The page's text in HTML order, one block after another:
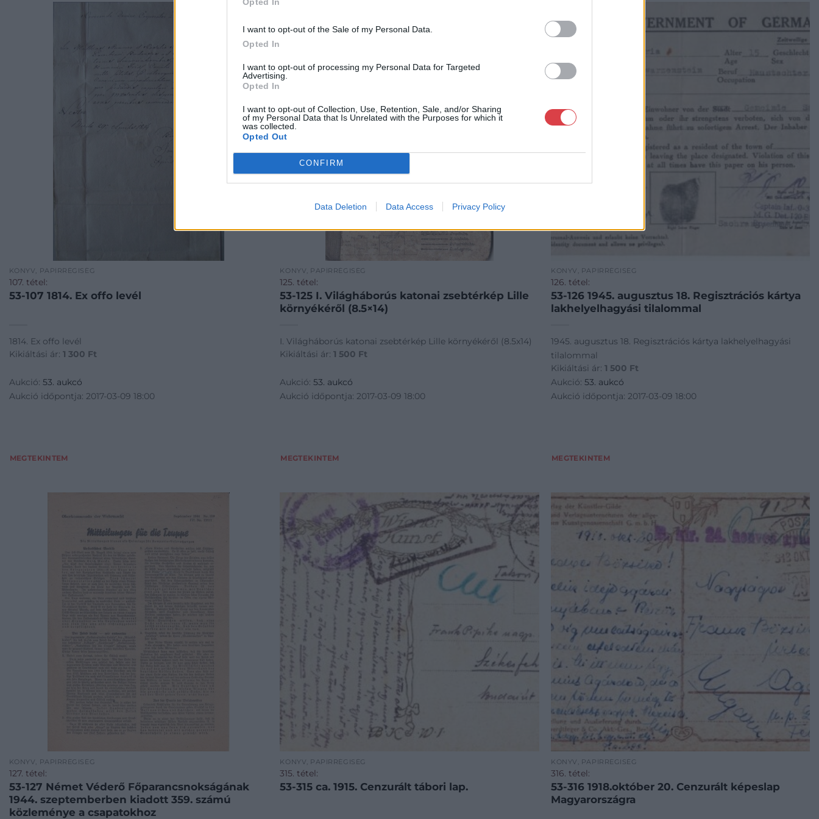
I want to opt-out of the Sale of my Personal Data.
Opted In
I want to opt-out of processing my Personal Data for Targeted
Advertising.
Opted In
I want to opt-out of Collection, Use, Retention, Sale, and/or Sharing
of my Personal Data that Is Unrelated with the Purposes for which it
was collected.
Opted Out
CONFIRM
Data Deletion Data Access Privacy Policy
KÖNYV, PAPÍRRÉGISÉG
107. tétel:
53-107 1814. Ex offo levél
1814. Ex offo levél
Kikiáltási ár: 1 300 Ft
Aukció: 53. aukcó
Aukció időpontja: 2017-03-09 18:00
MEGTEKINTEM
KÖNYV, PAPÍRRÉGISÉG
125. tétel:
53-125 I. Világháborús katonai zsebtérkép Lille
környékéről (8.5×14)
I. Világháborús katonai zsebtérkép Lille környékéről (8.5x14)
Kikiáltási ár:1 500 Ft
Aukció:53. aukcó
Aukció időpontja: 2017-03-09 18:00
MEGTEKINTEM
KÖNYV, PAPÍRRÉGISÉG
126. tétel:
53-126 1945. augusztus 18. Regisztrációs kártya
lakhelyelhagyási tilalommal
1945. augusztus 18. Regisztrációs kártya lakhelyelhagyási
tilalommal
Kikiáltási ár:1 500 Ft
Aukció:53. aukcó
Aukció időpontja: 2017-03-09 18:00
MEGTEKINTEM
KÖNYV, PAPÍRRÉGISÉG
127. tétel:
53-127 Német Véderő Főparancsnokságának
1944. szeptemberben kiadott 359. számú
közleménye a csapatokhoz
KÖNYV, PAPÍRRÉGISÉG
315. tétel:
53-315 ca. 1915. Cenzurált tábori lap.
KÖNYV, PAPÍRRÉGISÉG
316. tétel:
53-316 1918.október 20. Cenzurált képeslap
Magyarországra